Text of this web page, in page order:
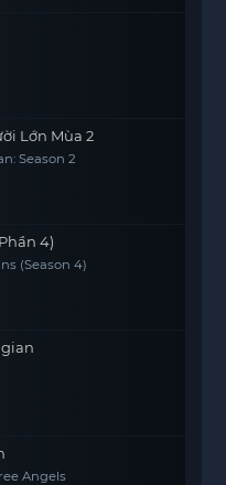
Lớn Mùa 2
Season 2
4)
(Season 4)
Angels